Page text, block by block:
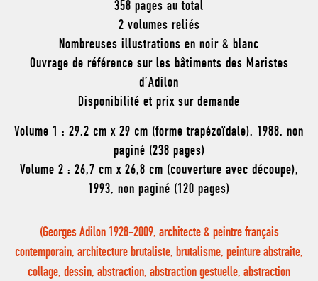
358 pages au total
2 volumes reliés
Nombreuses illustrations en noir & blanc
Ouvrage de référence sur les bâtiments des Maristes
d’Adilon
Disponibilité et prix sur demande
Volume 1 : 29,2 cm x 29 cm (forme trapézoïdale), 1988, non
paginé (238 pages)
Volume 2 : 26,7 cm x 26,8 cm (couverture avec découpe),
1993, non paginé (120 pages)
(Georges Adilon 1928-2009, architecte & peintre français
contemporain, architecture brutaliste, brutalisme, peinture abstraite,
collage, dessin, abstraction, abstraction gestuelle, abstraction